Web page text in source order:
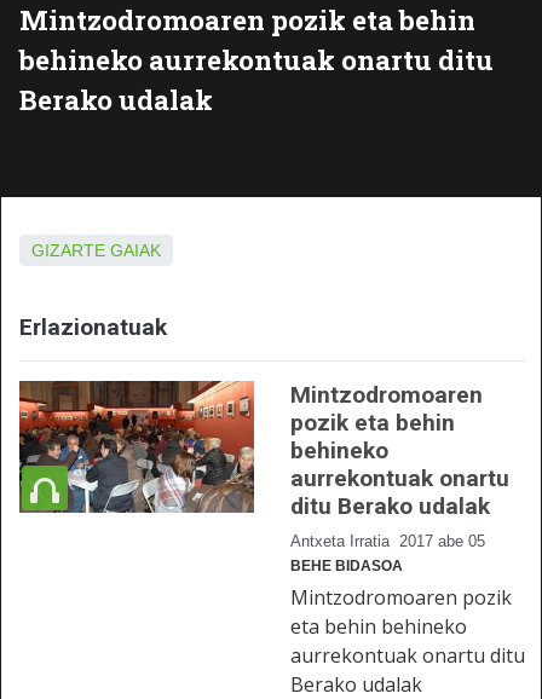
Mintzodromoaren pozik eta behin
behineko aurrekontuak onartu ditu
Berako udalak
GIZARTE GAIAK
Erlazionatuak
Mintzodromoaren
pozik eta behin
behineko
aurrekontuak onartu
ditu Berako udalak
Antxeta Irratia 2017 abe 05
BEHE BIDASOA
Mintzodromoaren pozik
eta behin behineko
aurrekontuak onartu ditu
Berako udalak